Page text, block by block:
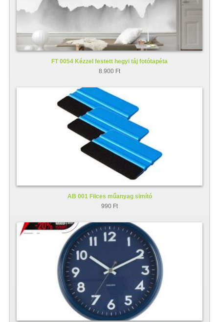
FT 0054 Kézzel festett hegyi táj fotótapéta
8.900 Ft
AB 001 Filces műanyag simító
990 Ft